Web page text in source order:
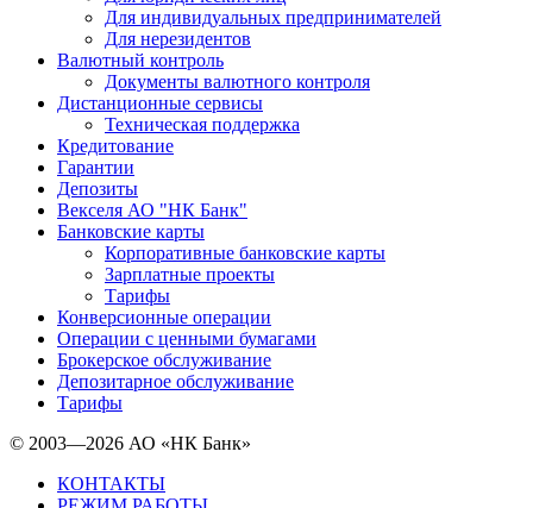
Для индивидуальных предпринимателей
Для нерезидентов
Валютный контроль
Документы валютного контроля
Дистанционные сервисы
Техническая поддержка
Кредитование
Гарантии
Депозиты
Векселя АО "НК Банк"
Банковские карты
Корпоративные банковские карты
Зарплатные проекты
Тарифы
Конверсионные операции
Операции с ценными бумагами
Брокерское обслуживание
Депозитарное обслуживание
Тарифы
© 2003—2026 АО «НК Банк»
КОНТАКТЫ